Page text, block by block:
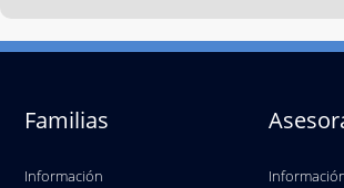
Familias
Información